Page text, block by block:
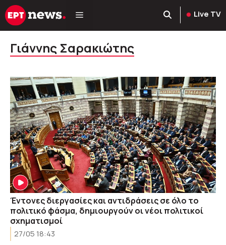
Μετάβαση
σε
Live TV
Γιάννης Σαρακιώτης
Έντονες διεργασίες και αντιδράσεις σε όλο το
πολιτικό φάσμα, δημιουργούν οι νέοι πολιτικοί
σχηματισμοί
27/05 18:43